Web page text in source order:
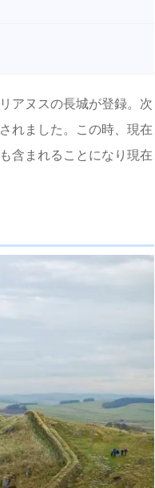
アヌスの長城が登録。次
れました。この時、現在
含まれることになり現在